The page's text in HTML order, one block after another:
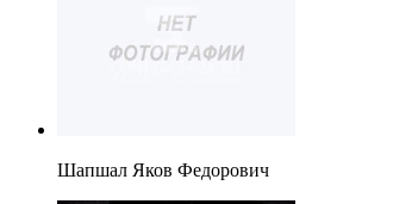
Шапшал Яков Федорович